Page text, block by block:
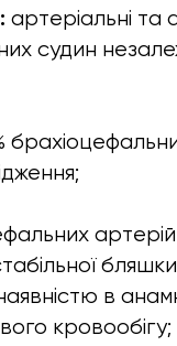
артеріальні та
судин
в
кровообігу;